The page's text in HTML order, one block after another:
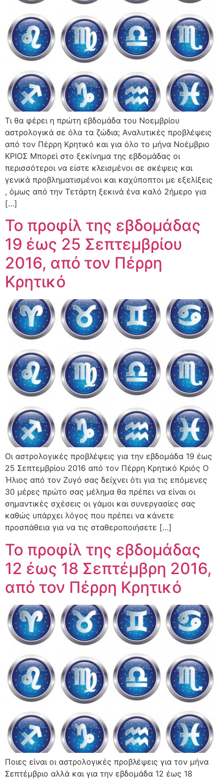
Τι θα φέρει η πρώτη εβδομάδα του Νοεμβρίου
αστρολογικά σε όλα τα ζώδια; Αναλυτικές προβλέψεις
από τον Πέρρη Κρητικό και για όλο το μήνα Νοέμβριο
ΚΡΙΟΣ Μπορεί στο ξεκίνημα της εβδομάδας οι
περισσότεροι να είστε κλεισμένοι σε σκέψεις και
γενικά προβληματισμένοι και καχύποπτοι με εξελίξεις
, όμως από την Τετάρτη ξεκινά ένα καλό 2ήμερο για
[…]
Το προφίλ της εβδομάδας
19 έως 25 Σεπτεμβρίου
2016, από τον Πέρρη
Κρητικό
Oι αστρολογικές προβλέψεις για την εβδομάδα 19 έως
25 Σεπτεμβρίου 2016 από τον Πέρρη Κρητικό Κριός Ο
Ήλιος από τον Ζυγό σας δείχνει ότι για τις επόμενες
30 μέρες πρώτο σας μέλημα θα πρέπει να είναι οι
σημαντικές σχέσεις οι γάμοι και συνεργασίες σας
καθώς υπάρχει λόγος που πρέπει να κάνετε
προσπάθεια για να τις σταθεροποιήσετε […]
Το προφίλ της εβδομάδας
12 έως 18 Σεπτέμβρη 2016,
από τον Πέρρη Κρητικό
Ποιες είναι οι αστρολογικές προβλέψεις για τον μήνα
Σεπτέμβριο αλλά και για την εβδομάδα 12 έως 18